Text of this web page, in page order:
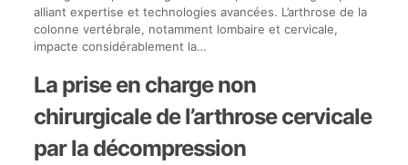
alliant expertise et technologies avancées. L’arthrose de la
colonne vertébrale, notamment lombaire et cervicale,
impacte considérablement la…
La prise en charge non
chirurgicale de l’arthrose cervicale
par la décompression